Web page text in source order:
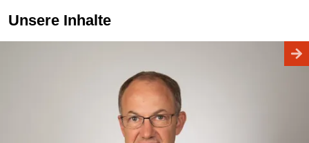
Unsere Inhalte